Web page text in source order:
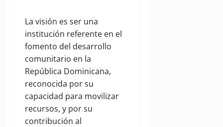
La visión es ser una
institución referente en el
fomento del desarrollo
comunitario en la
República Dominicana,
reconocida por su
capacidad para movilizar
recursos, y por su
contribución al